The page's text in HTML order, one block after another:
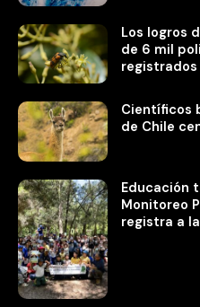
Los logros
de 6 mil
registrados
Científicos
de Chile
Educación
Monitoreo
registra a